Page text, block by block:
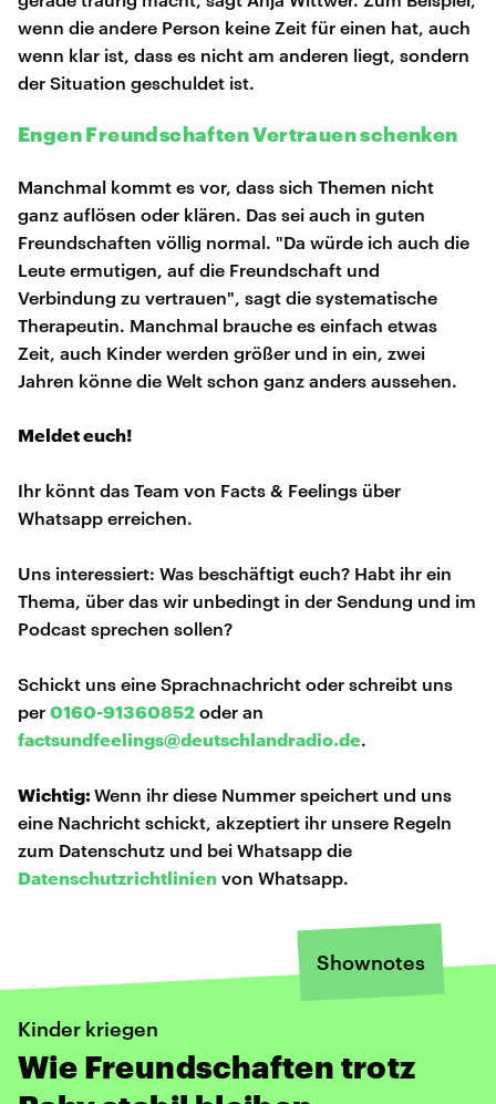
wenn die andere Person keine Zeit für einen hat, auch
wenn klar ist, dass es nicht am anderen liegt, sondern
der Situation geschuldet ist.
Engen Freundschaften Vertrauen schenken
Manchmal kommt es vor, dass sich Themen nicht
ganz auflösen oder klären. Das sei auch in guten
Freundschaften völlig normal. "Da würde ich auch die
Leute ermutigen, auf die Freundschaft und
Verbindung zu vertrauen", sagt die systematische
Therapeutin. Manchmal brauche es einfach etwas
Zeit, auch Kinder werden größer und in ein, zwei
Jahren könne die Welt schon ganz anders aussehen.
Meldet euch!
Ihr könnt das Team von Facts & Feelings über
Whatsapp erreichen.
Uns interessiert: Was beschäftigt euch? Habt ihr ein
Thema, über das wir unbedingt in der Sendung und im
Podcast sprechen sollen?
Schickt uns eine Sprachnachricht oder schreibt uns
per 0160-91360852 oder an
factsundfeelings@deutschlandradio.de.
Wichtig:Wenn ihr diese Nummer speichert und uns
eine Nachricht schickt, akzeptiert ihr unsere Regeln
zum Datenschutz und bei Whatsapp die
Datenschutzrichtlinien von Whatsapp.
Shownotes
Kinder kriegen
Wie Freundschaften trotz